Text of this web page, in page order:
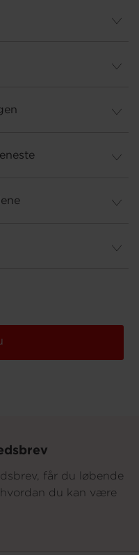
får du løbende
hvordan du kan være